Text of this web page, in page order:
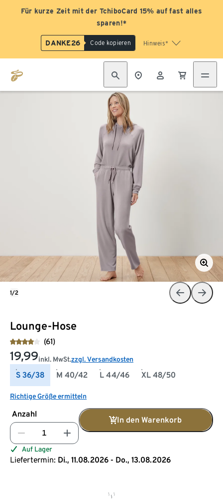
Für kurze Zeit mit der TchiboCard 15% auf fast alles
sparen!*
DANKE26 Code kopieren Hinweis*
Lounge-Hose
(61)
19,99inkl. MwSt.zzgl. Versandkosten
S 36/38 M 40/42 L 44/46 XL 48/50
Richtige Größe ermitteln
Anzahl
In den Warenkorb
Auf Lager
Liefertermin: Di., 11.08.2026 - Do., 13.08.2026
1/2